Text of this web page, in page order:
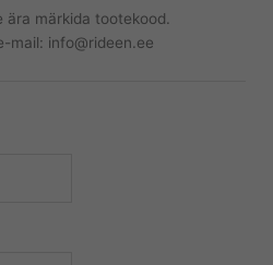
ära märkida tootekood.
mail: info@rideen.ee